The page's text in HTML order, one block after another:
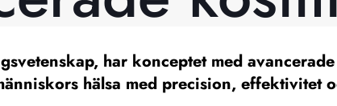
har konceptet med
hälsa med precision, effektivitet